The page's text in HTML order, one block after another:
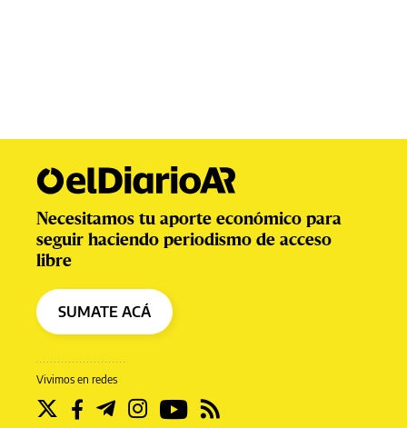
Vivimos en redes
Necesitamos tu aporte económico para
seguir haciendo periodismo de acceso
libre
SUMATE ACÁ